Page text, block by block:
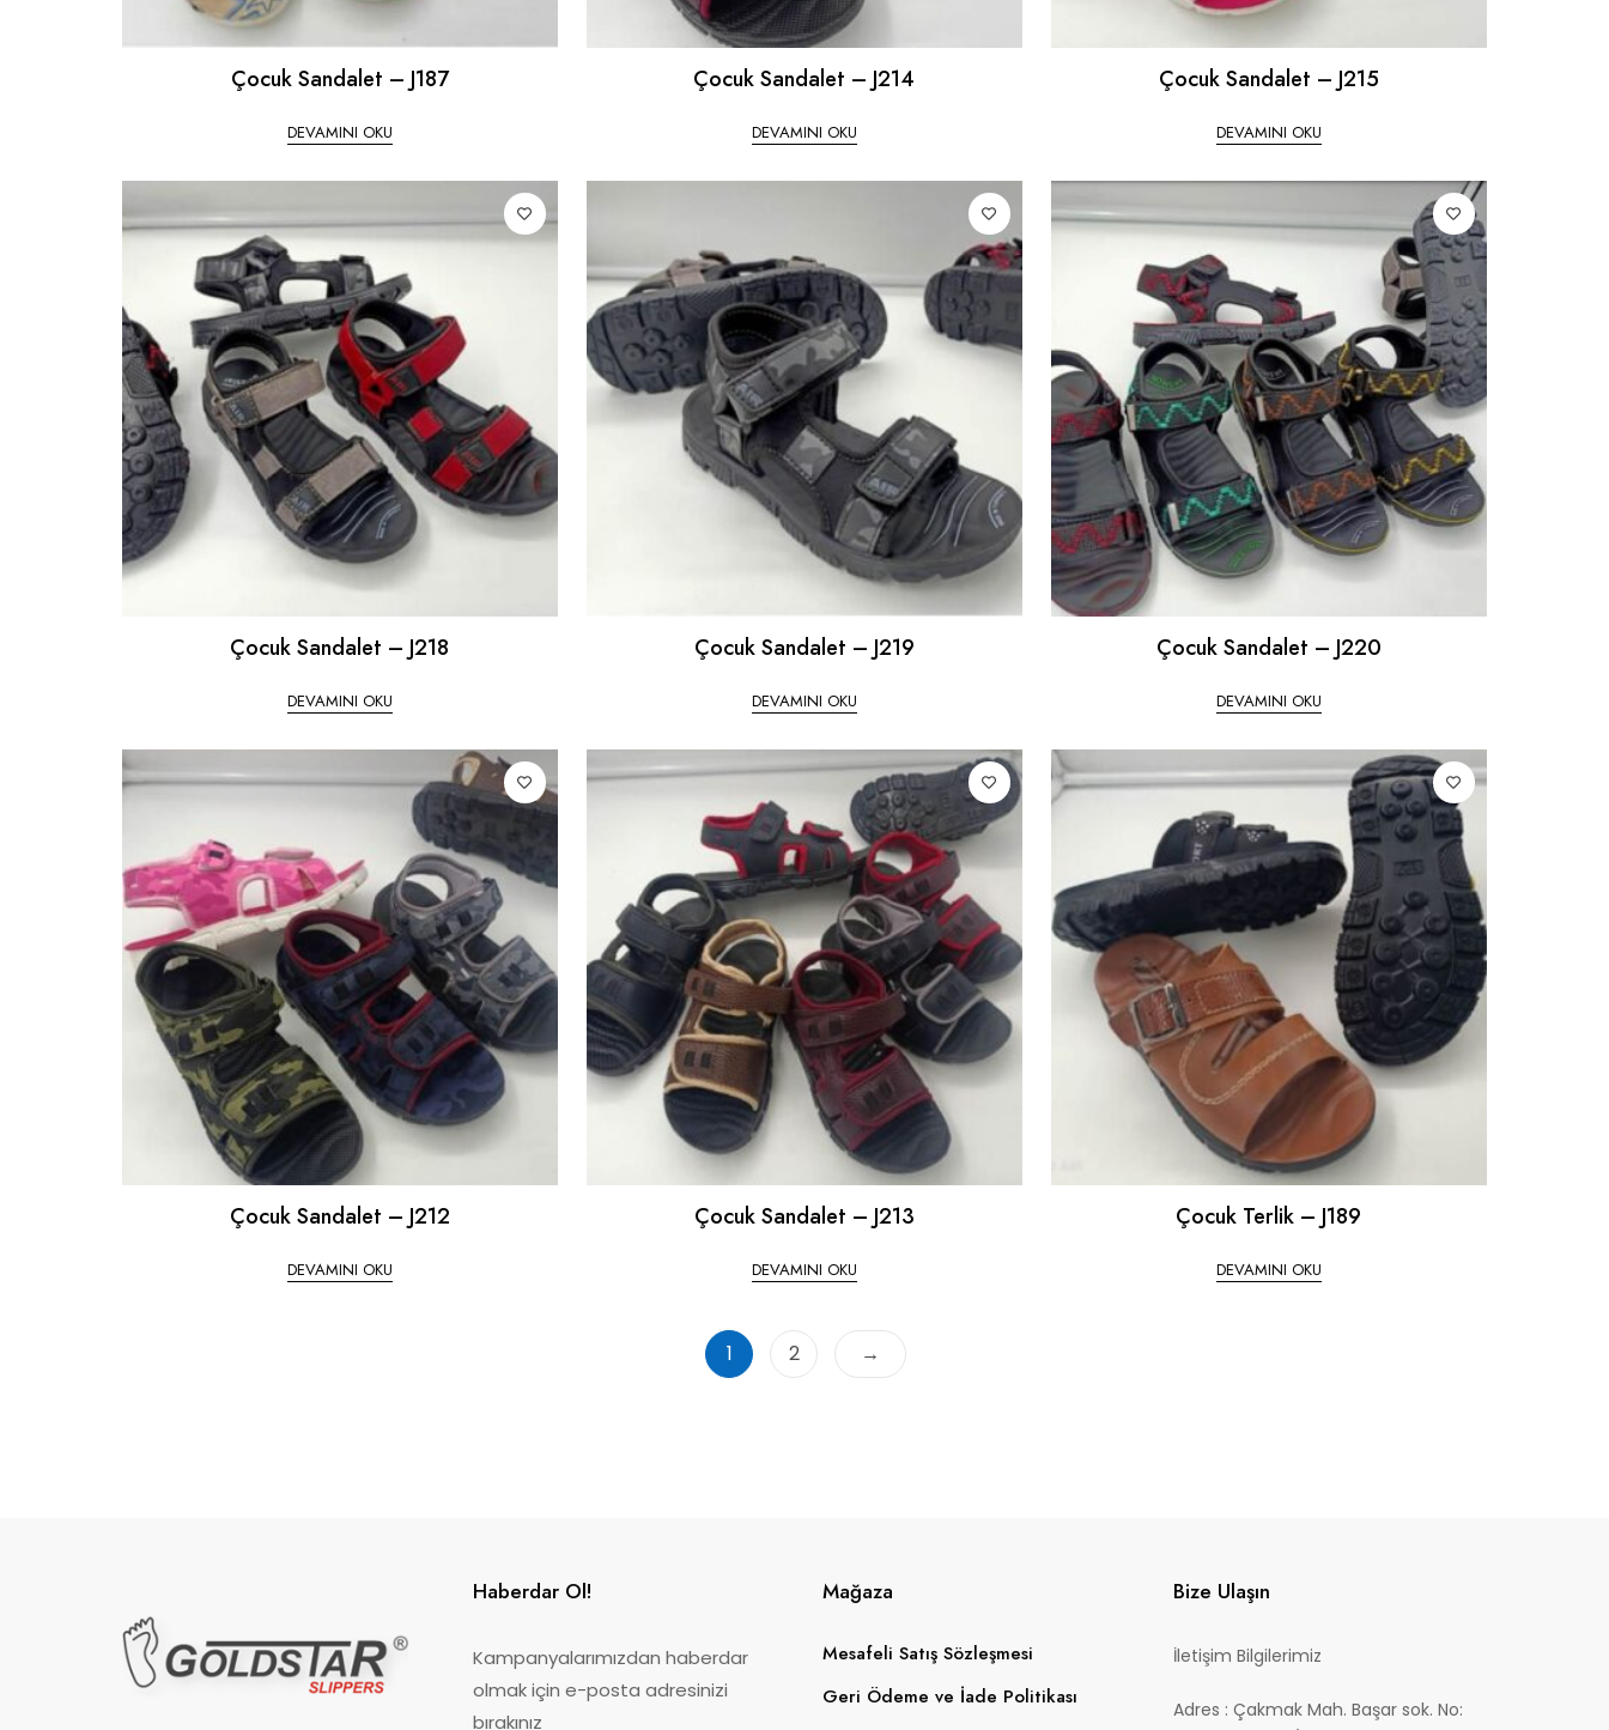
Çocuk Sandalet – J187
DEVAMINI OKU
Çocuk Sandalet – J214
DEVAMINI OKU
Çocuk Sandalet – J215
DEVAMINI OKU
Çocuk Sandalet – J218
DEVAMINI OKU
Çocuk Sandalet – J219
DEVAMINI OKU
Çocuk Sandalet – J220
DEVAMINI OKU
Çocuk Sandalet – J212
DEVAMINI OKU
Çocuk Sandalet – J213
DEVAMINI OKU
Çocuk Terlik – J189
DEVAMINI OKU
1 2 →
Haberdar Ol!
Kampanyalarımızdan haberdar
olmak için e-posta adresinizi
bırakınız
Mağaza
Mesafeli Satış Sözleşmesi
Geri Ödeme ve İade Politikası
Bize Ulaşın
İletişim Bilgilerimiz
Adres : Çakmak Mah. Başar sok. No: